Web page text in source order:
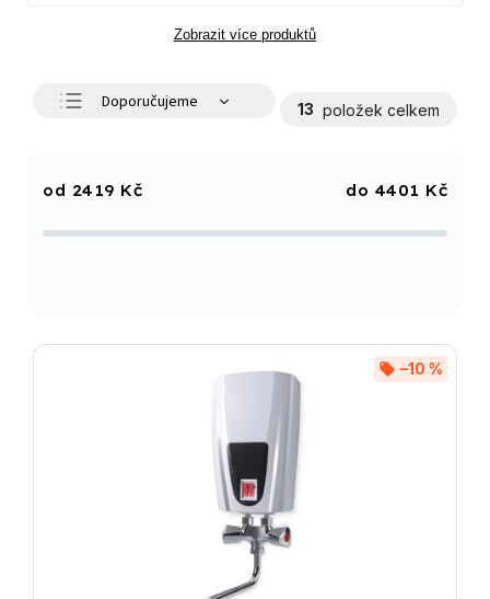
Zobrazit více produktů
Doporučujeme
Abecedně
13 položek celkem
2419 Kč 4401 Kč
–10 %